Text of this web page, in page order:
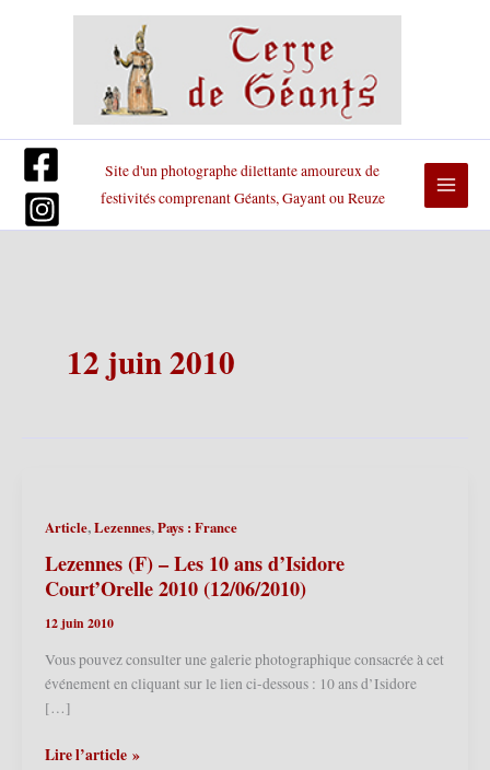
Site d'un photographe dilettante amoureux de
festivités comprenant Géants, Gayant ou Reuze
12 juin 2010
Article,Lezennes,Pays : France
Lezennes (F) – Les 10 ans d’Isidore
Court’Orelle 2010 (12/06/2010)
12 juin 2010
Vous pouvez consulter une galerie photographique consacrée à cet
événement en cliquant sur le lien ci-dessous : 10 ans d’Isidore
[…]
Lezennes
Lire l’article »